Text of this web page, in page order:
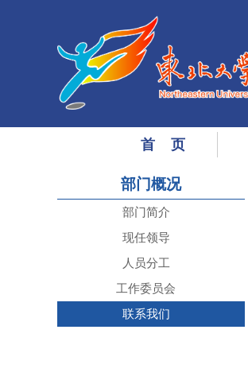
首 页
部门概况
部门简介
现任领导
人员分工
工作委员会
联系我们